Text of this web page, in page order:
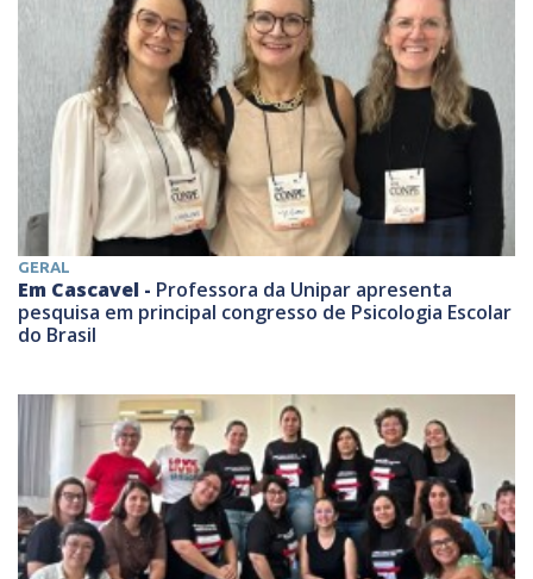
GERAL
Em Cascavel - Professora da Unipar apresenta
pesquisa em principal congresso de Psicologia Escolar
do Brasil